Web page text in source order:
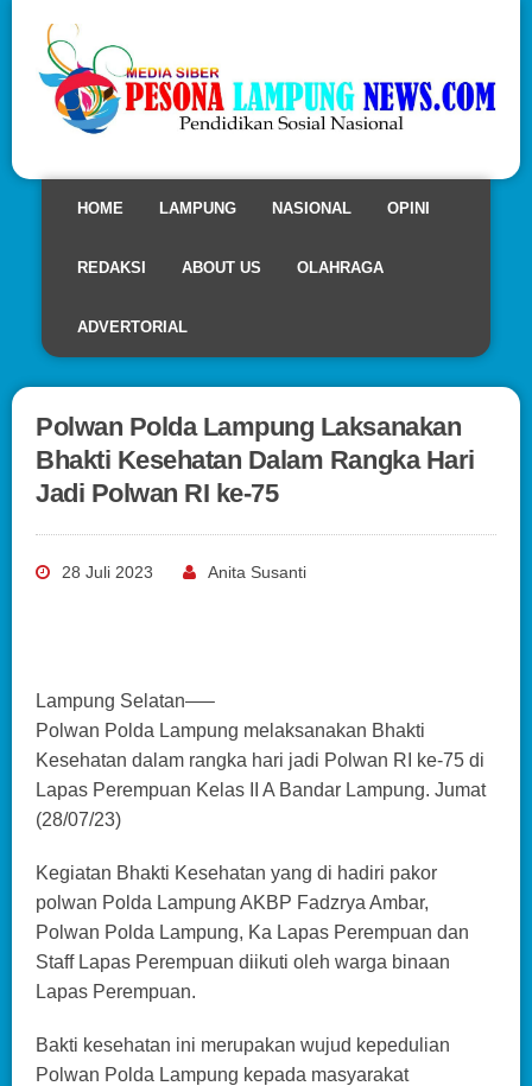
HOME LAMPUNG NASIONAL OPINI
REDAKSI ABOUT US OLAHRAGA
ADVERTORIAL
Polwan Polda Lampung Laksanakan
Bhakti Kesehatan Dalam Rangka Hari
Jadi Polwan RI ke-75
28 Juli 2023 Anita Susanti
Lampung Selatan—–
Polwan Polda Lampung melaksanakan Bhakti
Kesehatan dalam rangka hari jadi Polwan RI ke-75 di
Lapas Perempuan Kelas II A Bandar Lampung. Jumat
(28/07/23)
Kegiatan Bhakti Kesehatan yang di hadiri pakor
polwan Polda Lampung AKBP Fadzrya Ambar,
Polwan Polda Lampung, Ka Lapas Perempuan dan
Staff Lapas Perempuan diikuti oleh warga binaan
Lapas Perempuan.
Bakti kesehatan ini merupakan wujud kepedulian
Polwan Polda Lampung kepada masyarakat